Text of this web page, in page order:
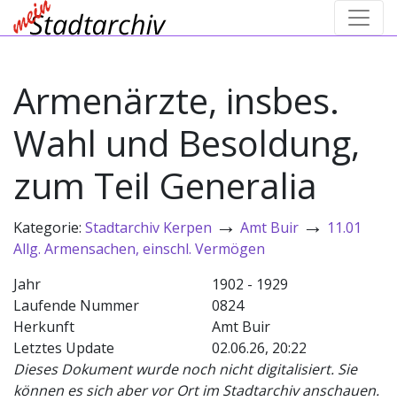
Armenärzte, insbes.
Wahl und Besoldung,
zum Teil Generalia
Kategorie: Stadtarchiv Kerpen → Amt Buir → 11.01
Allg. Armensachen, einschl. Vermögen
Jahr
1902 - 1929
Laufende Nummer
0824
Herkunft
Amt Buir
Letztes Update
02.06.26, 20:22
Dieses Dokument wurde noch nicht digitalisiert. Sie
können es sich aber vor Ort im Stadtarchiv anschauen.